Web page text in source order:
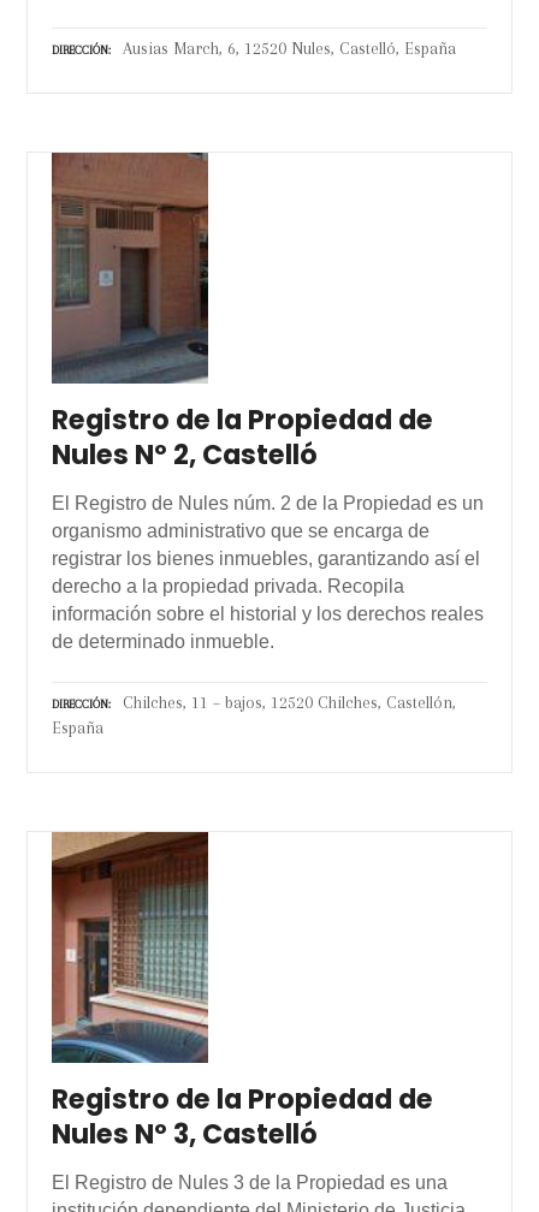
DIRECCIÓN Ausias March, 6, 12520 Nules, Castelló, España
Registro de la Propiedad de
Nules Nº 2, Castelló
El Registro de Nules núm. 2 de la Propiedad es un
organismo administrativo que se encarga de
registrar los bienes inmuebles, garantizando así el
derecho a la propiedad privada. Recopila
información sobre el historial y los derechos reales
de determinado inmueble.
DIRECCIÓN
Chilches, 11 – bajos, 12520 Chilches, Castellón,
España
Registro de la Propiedad de
Nules Nº 3, Castelló
El Registro de Nules 3 de la Propiedad es una